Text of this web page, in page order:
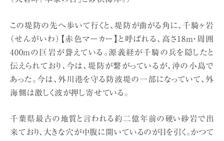
この堤防の先へ歩いて行くと、堤防が曲がる角に、千騎ヶ岩
（せんがいわ）【赤色マーカー】と呼ばれる、高さ18m・周囲
400mの巨岩が聳えている。源義経が千騎の兵を隠したと
伝えられており、今は、堤防が繋がっているが、沖の小島で
あった。今は、外川港を守る防波堤の一部になっていて、外
海側は激しく波が押し寄せている。
千葉県最古の地質と言われる約二億年前の硬い砂岩で出
来ており、大きな穴が中腹に開いているのが目を引く。かつて